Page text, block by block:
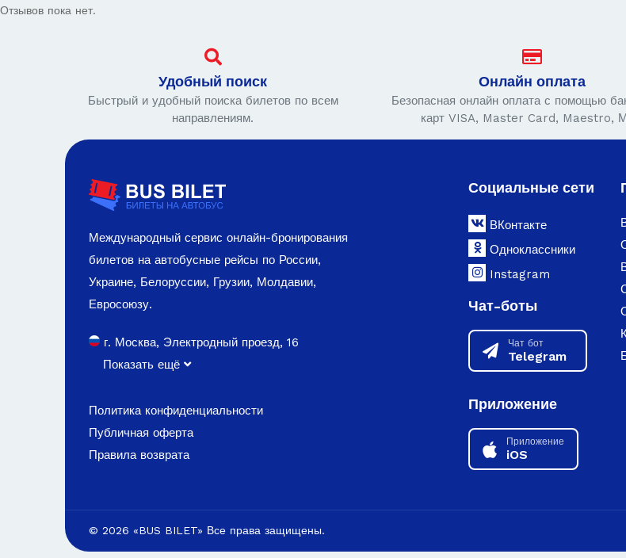
Отзывов пока нет.
Удобный поиск
Быстрый и удобный поиска билетов по всем
направлениям.
Онлайн оплата
Безопасная онлайн оплата с помощью
карт VISA, Master Card, Maestro,
Международный сервис онлайн-бронирования
билетов на автобусные рейсы по России,
Украине, Белоруссии, Грузии, Молдавии,
Евросоюзу.
г. Москва, Электродный проезд, 16
Показать ещё
Политика конфиденциальности
Публичная оферта
Правила возврата
Социальные сети
ВКонтакте
Одноклассники
Instagram
Чат-боты
Чат бот
Telegram
Приложение
Приложение
iOS
© 2026 «BUS BILET» Все права защищены.